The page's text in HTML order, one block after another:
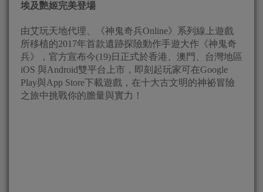
埃及艷姬完美登場
由艾玩天地代理、《神鬼奇兵Online》系列線上遊戲
所移植的2017年首款遺跡探險動作手遊大作《神鬼奇
兵》，官方宣布今(19)日正式於香港、澳門、台灣地區
iOS 與Android雙平台上市，即刻起玩家可在Google
Play與App Store下載遊戲，在十大古文明的神祕冒險
之旅中挑戰你的膽量與實力！